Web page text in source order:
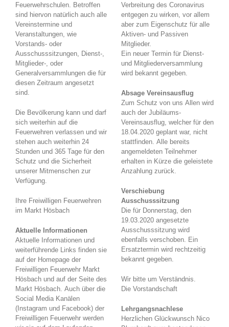
Feuerwehrschulen. Betroffen
sind hiervon natürlich auch alle
Vereinstermine und
Veranstaltungen, wie
Vorstands- oder
Ausschusssitzungen, Dienst-,
Mitglieder-, oder
Generalversammlungen die für
diesen Zeitraum angesetzt
sind.
Die Bevölkerung kann und darf
sich weiterhin auf die
Feuerwehren verlassen und wir
stehen auch weiterhin 24
Stunden und 365 Tage für den
Schutz und die Sicherheit
unserer Mitmenschen zur
Verfügung.
Ihre Freiwilligen Feuerwehren
im Markt Hösbach
Aktuelle Informationen
Aktuelle Informationen und
weiterführende Links finden sie
auf der Homepage der
Freiwilligen Feuerwehr Markt
Hösbach und auf der Seite des
Markt Hösbach. Auch über die
Social Media Kanälen
(Instagram und Facebook) der
Freiwilligen Feuerwehr werden
Verbreitung des Coronavirus
entgegen zu wirken, vor allem
aber zum Eigenschutz für alle
Aktiven- und Passiven
Mitglieder.
Ein neuer Termin für Dienst-
und Mitgliederversammlung
wird bekannt gegeben.
Absage Vereinsausflug
Zum Schutz von uns Allen wird
auch der Jubiläums-
Vereinsausflug, welcher für den
18.04.2020 geplant war, nicht
stattfinden. Alle bereits
angemeldeten Teilnehmer
erhalten in Kürze die geleistete
Anzahlung zurück.
Verschiebung
Ausschusssitzung
Die für Donnerstag, den
19.03.2020 angesetzte
Ausschusssitzung wird
ebenfalls verschoben. Ein
Ersatztermin wird rechtzeitig
bekannt gegeben.
Wir bitte um Verständnis.
Die Vorstandschaft
Lehrgangsnachlese
Herzlichen Glückwunsch Nico